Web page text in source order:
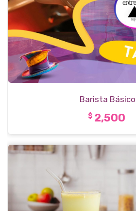
Barista Básico
$ 2,500